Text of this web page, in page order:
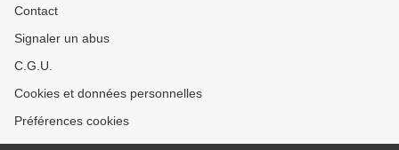
Contact
Signaler un abus
C.G.U.
Cookies et données personnelles
Préférences cookies